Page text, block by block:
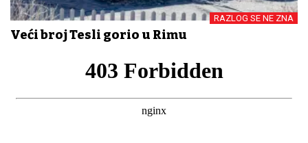
RAZLOG SE NE ZNA
Veći broj Tesli gorio u Rimu